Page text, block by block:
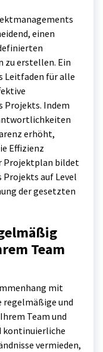
einen
zu erstellen. Ein
für alle
Projekts. Indem
erhöht,
Effizienz
Projektplan bildet
Projekts auf Level
der gesetzten
Team
mit
regelmäßige und
Team und
kontinuierliche
vermieden,